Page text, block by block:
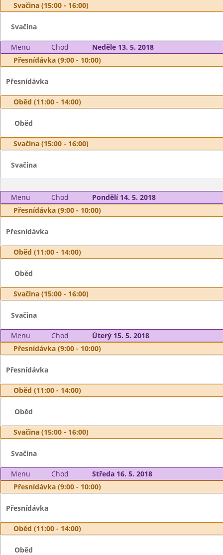
Svačina (15:00 - 16:00)
Svačina
Menu Chod
Neděle 13. 5. 2018
Přesnídávka (9:00 - 10:00)
Přesnídávka
Oběd (11:00 - 14:00)
Oběd
Svačina (15:00 - 16:00)
Svačina
Menu Chod
Pondělí 14. 5. 2018
Přesnídávka (9:00 - 10:00)
Přesnídávka
Oběd (11:00 - 14:00)
Oběd
Svačina (15:00 - 16:00)
Svačina
Menu Chod
Úterý 15. 5. 2018
Přesnídávka (9:00 - 10:00)
Přesnídávka
Oběd (11:00 - 14:00)
Oběd
Svačina (15:00 - 16:00)
Svačina
Menu Chod
Středa 16. 5. 2018
Přesnídávka (9:00 - 10:00)
Přesnídávka
Oběd (11:00 - 14:00)
Oběd